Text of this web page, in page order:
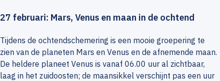
27 februari: Mars, Venus en maan in de ochtend
Tijdens de ochtendschemering is een mooie groepering te
zien van de planeten Mars en Venus en de afnemende maan.
De heldere planeet Venus is vanaf 06.00 uur al zichtbaar,
laag in het zuidoosten; de maansikkel verschijnt pas een uur